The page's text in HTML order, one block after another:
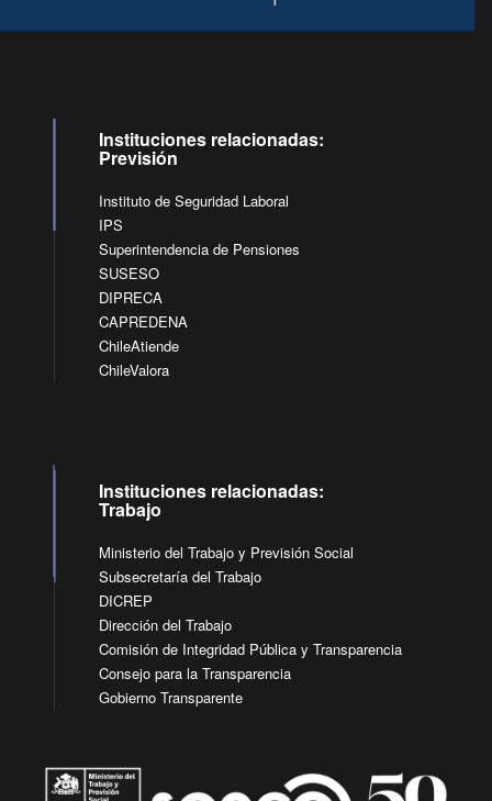
Instituciones relacionadas:
Previsión
Instituto de Seguridad Laboral
IPS
Superintendencia de Pensiones
SUSESO
DIPRECA
CAPREDENA
ChileAtiende
ChileValora
Instituciones relacionadas:
Trabajo
Ministerio del Trabajo y Previsión Social
Subsecretaría del Trabajo
DICREP
Dirección del Trabajo
Comisión de Integridad Pública y Transparencia
Consejo para la Transparencia
Gobierno Transparente